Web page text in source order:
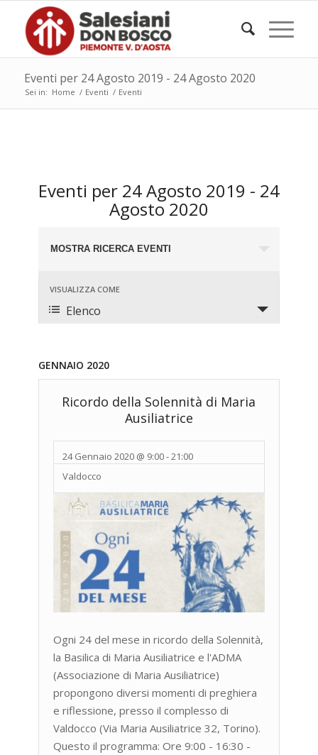
Eventi per 24 Agosto 2019 - 24 Agosto 2020
Sei in: Home / Eventi / Eventi
Eventi per 24 Agosto 2019 - 24
Agosto 2020
Ricerca
viste
Navigazione
MOSTRA RICERCA EVENTI
Evento
Viste
Navigazione
VISUALIZZA COME
Elenco
GENNAIO 2020
Ricordo della Solennità di Maria
Ausiliatrice
24 Gennaio 2020 @ 9:00-21:00
Valdocco
Ogni 24 del mese in ricordo della Solennità,
la Basilica di Maria Ausiliatrice e l'ADMA
(Associazione di Maria Ausiliatrice)
propongono diversi momenti di preghiera
e riflessione, presso il complesso di
Valdocco (Via Maria Ausiliatrice 32, Torino).
Questo il programma: Ore 9:00 - 16:30 -